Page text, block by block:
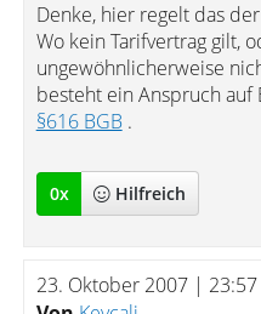
Denke, hier regelt das
Wo kein Tarifvertrag gilt,
ungewöhnlicherweise
besteht ein Anspruch auf
§616 BGB.
0x Hilfreich
23. Oktober 2007 | 23:57